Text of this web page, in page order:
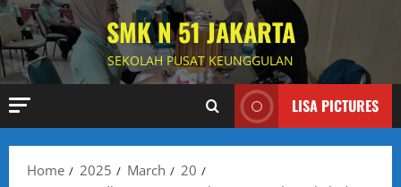
Skip
to
content
SMK N 51 JAKARTA
SEKOLAH PUSAT KEUNGGULAN
LISA PICTURES
Home 2025 March
20